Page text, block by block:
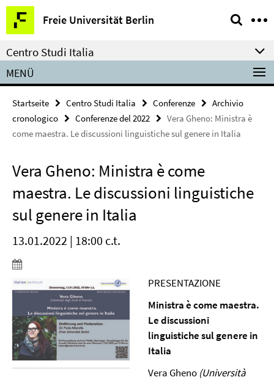
Springe
direkt
zu
Inhalt
Freie Universität Berlin
Service-
Navigation
Centro Studi Italia
MENÜ
Startseite Centro Studi Italia Conferenze
Archivio
cronologico
Conferenze del 2022
Vera Gheno: Ministra è
come maestra. Le discussioni linguistiche sul genere in Italia
Vera Gheno: Ministra è come
maestra. Le discussioni linguistiche
sul genere in Italia
13.01.2022 | 18:00 c.t.
PRESENTAZIONE
Ministra è come maestra.
Le discussioni
linguistiche sul genere in
Italia
Vera Gheno (Università